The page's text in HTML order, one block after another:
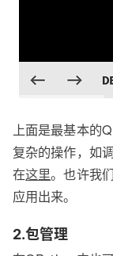
上面是最基本的
复杂的操作，如
在这里。也许我
应用出来。
2.包管理